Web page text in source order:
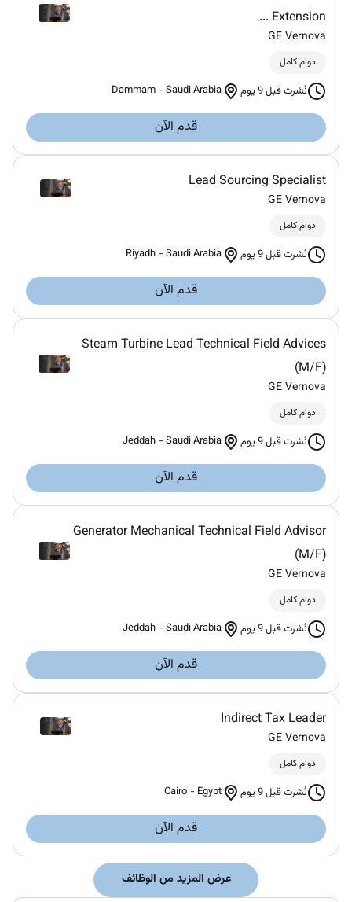
Extension ...
GE Vernova
دوام كامل
نُشرت قبل 9 يوم Dammam -Saudi Arabia
قدم الآن
Lead Sourcing Specialist
GE Vernova
دوام كامل
نُشرت قبل 9 يوم Riyadh -Saudi Arabia
قدم الآن
Steam Turbine Lead Technical Field Advices
(M/F)
GE Vernova
دوام كامل
نُشرت قبل 9 يوم Jeddah -Saudi Arabia
قدم الآن
Generator Mechanical Technical Field Advisor
(M/F)
GE Vernova
دوام كامل
نُشرت قبل 9 يوم Jeddah -Saudi Arabia
قدم الآن
Indirect Tax Leader
GE Vernova
دوام كامل
نُشرت قبل 9 يوم Cairo - Egypt
قدم الآن
عرض المزيد من الوظائف